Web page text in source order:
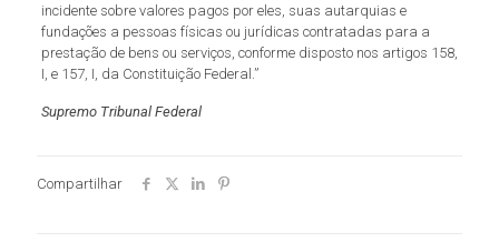
incidente sobre valores pagos por eles, suas autarquias e
fundações a pessoas físicas ou jurídicas contratadas para a
prestação de bens ou serviços, conforme disposto nos artigos 158,
I, e 157, I, da Constituição Federal.”
Supremo Tribunal Federal
Compartilhar